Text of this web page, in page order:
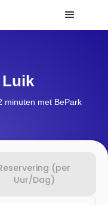
Luik
minuten met BePark
(per
Uur/Dag)